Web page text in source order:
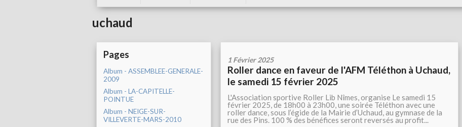
uchaud
Pages
Album - ASSEMBLEE-GENERALE-
2009
Album - LA-CAPITELLE-
POINTUE
Album - NEIGE-SUR-
VILLEVERTE-MARS-2010
1 Février 2025
Roller dance en faveur de l'AFM Téléthon à Uchaud,
le samedi 15 février 2025
L'Association sportive Roller Lib Nîmes, organise Le samedi 15
février 2025, de 18h00 à 23h00, une soirée Téléthon avec une
roller dance, sous l’égide de la Mairie d’Uchaud, au gymnase de la
rue des Pins. 100 % des bénéfices seront reversés au profit...